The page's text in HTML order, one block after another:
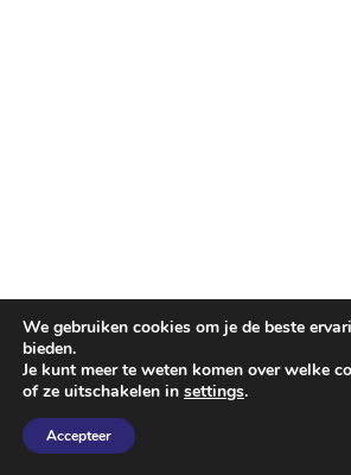
We gebruiken cookies om je de beste
bieden.
Je kunt meer te weten komen over welke
of ze uitschakelen in settings.
Accepteer